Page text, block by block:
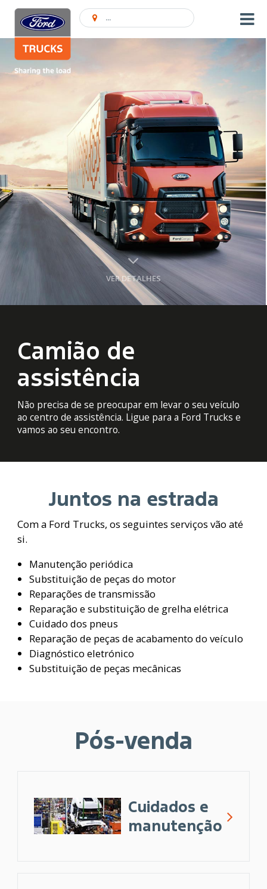
Encontrar concessionário
Camião de
assistência
Não precisa de se preocupar em levar o seu veículo
ao centro de assistência. Ligue para a Ford Trucks e
vamos ao seu encontro.
VER DETALHES
Juntos na estrada
Com a Ford Trucks, os seguintes serviços vão até
si.
Manutenção periódica
Substituição de peças do motor
Reparações de transmissão
Reparação e substituição de grelha elétrica
Cuidado dos pneus
Reparação de peças de acabamento do veículo
Diagnóstico eletrónico
Substituição de peças mecânicas
Pós-venda
Cuidados e
manutenção